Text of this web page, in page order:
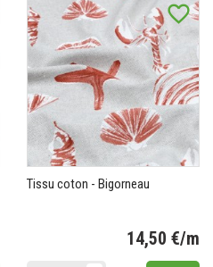
favorite_border
Tissu coton - Bigorneau
14,50 €/m